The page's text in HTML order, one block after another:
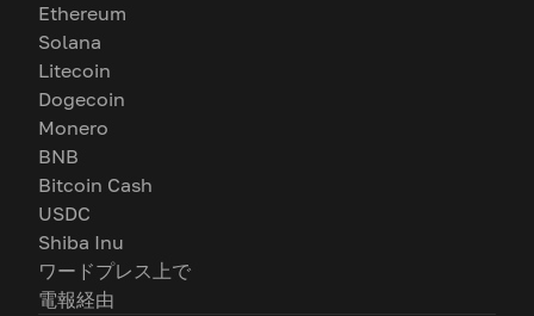
Ethereum
Solana
Litecoin
Dogecoin
Monero
BNB
Bitcoin Cash
USDC
Shiba Inu
ワードプレス上で
電報経由